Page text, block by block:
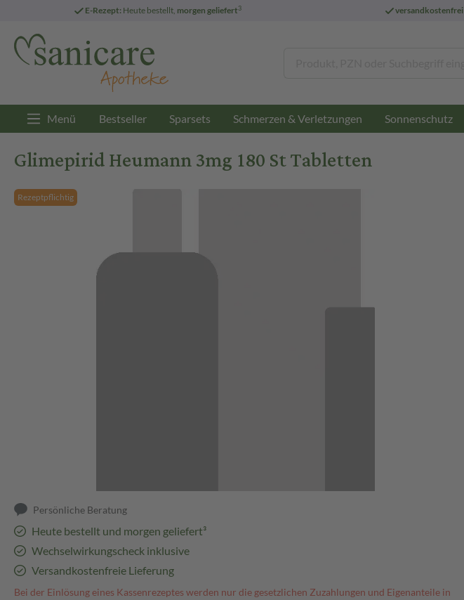
E-Rezept: Heute bestellt, morgen geliefert3 versandkostenfrei
Menü Bestseller Sparsets Schmerzen & Verletzungen Sonnenschutz
Glimepirid Heumann 3mg 180 St Tabletten
Rezeptpflichtig
Persönliche Beratung
Heute bestellt und morgen geliefert³
Wechselwirkungscheck inklusive
Versandkostenfreie Lieferung
Bei der Einlösung eines Kassenrezeptes werden nur die gesetzlichen Zuzahlungen und Eigenanteile in